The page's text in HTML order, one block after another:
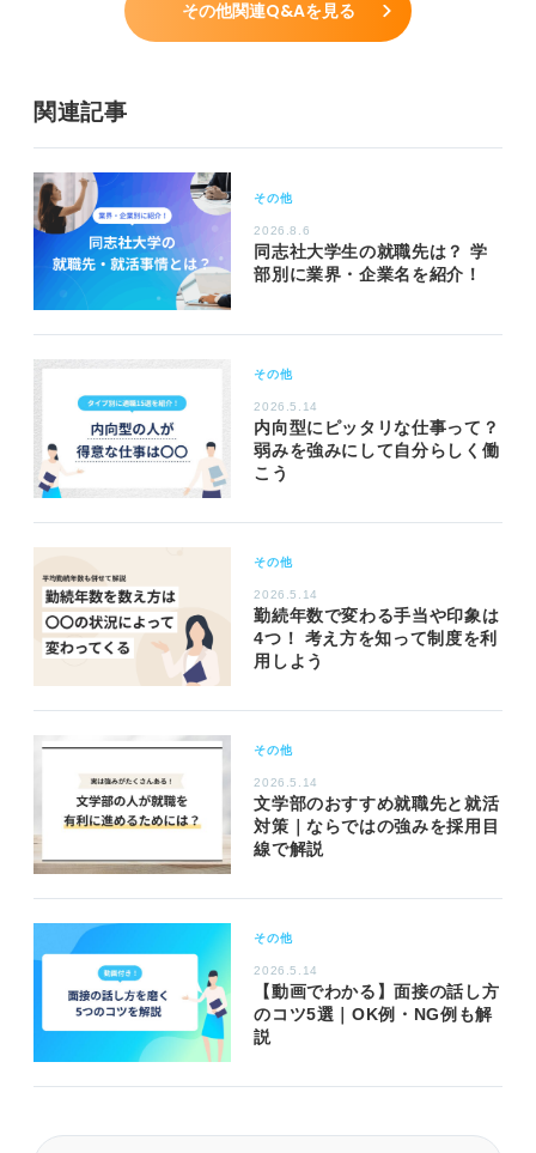
その他関連Q&Aを見る
関連記事
その他
2026.8.6
同志社大学生の就職先は？ 学
部別に業界・企業名を紹介！
その他
2026.5.14
内向型にピッタリな仕事って？
弱みを強みにして自分らしく働
こう
その他
2026.5.14
勤続年数で変わる手当や印象は
4つ！ 考え方を知って制度を利
用しよう
その他
2026.5.14
文学部のおすすめ就職先と就活
対策｜ならではの強みを採用目
線で解説
その他
2026.5.14
【動画でわかる】面接の話し方
のコツ5選｜OK例・NG例も解
説